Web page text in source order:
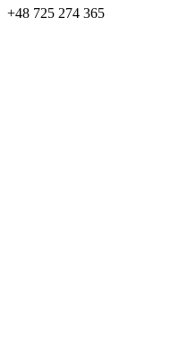
+48 725 274 365